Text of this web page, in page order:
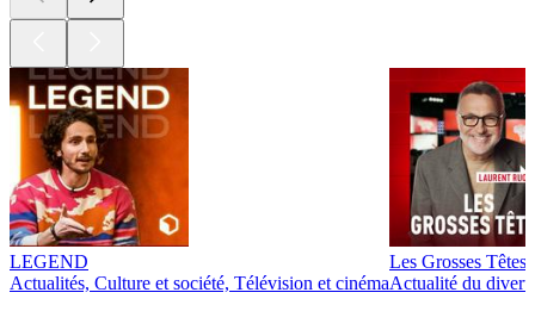
LEGEND
Actualités, Culture et société, Télévision et cinéma
Les Grosses Têtes
Actualité du